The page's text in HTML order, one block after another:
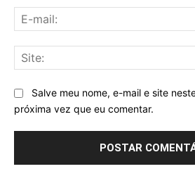
Salve meu nome, e-mail e site
próxima vez que eu comentar.